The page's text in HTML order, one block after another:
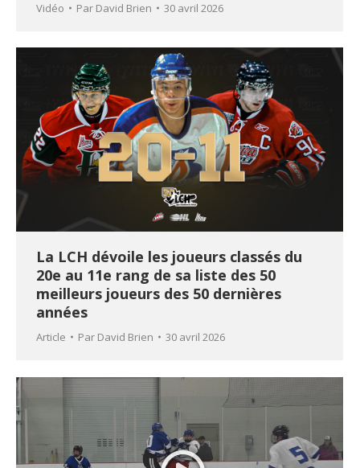
Vidéo Par David Brien 30 avril 2026
La LCH dévoile les joueurs classés du
20e au 11e rang de sa liste des 50
meilleurs joueurs des 50 dernières
années
Article Par David Brien 30 avril 2026